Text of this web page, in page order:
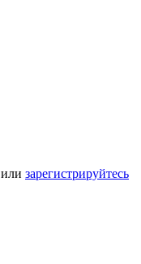
или зарегистрируйтесь